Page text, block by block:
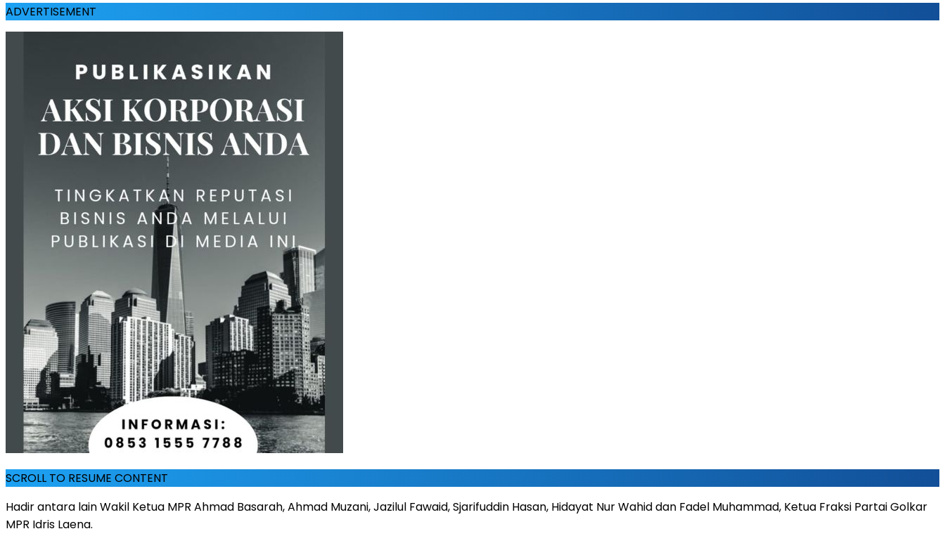
ADVERTISEMENT
SCROLL TO RESUME CONTENT
Hadir antara lain Wakil Ketua MPR Ahmad Basarah, Ahmad Muzani, Jazilul Fawaid, Sjarifuddin Hasan, Hidayat Nur Wahid dan Fadel Muhammad, Ketua Fraksi Partai Golkar
MPR Idris Laena.